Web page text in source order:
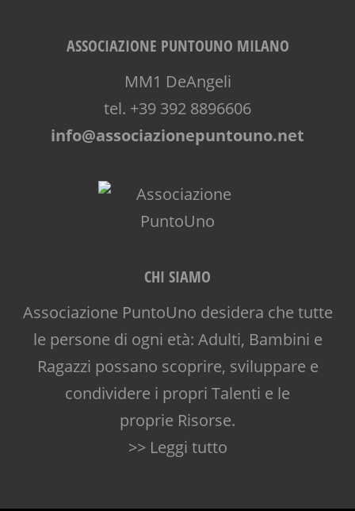
ASSOCIAZIONE PUNTOUNO MILANO
MM1 DeAngeli
tel. +39 392 8896606
info@associazionepuntouno.net
CHI SIAMO
Associazione PuntoUno desidera che tutte
le persone di ogni età: Adulti, Bambini e
Ragazzi possano scoprire, sviluppare e
condividere i propri Talenti e le
proprie Risorse.
>> Leggi tutto